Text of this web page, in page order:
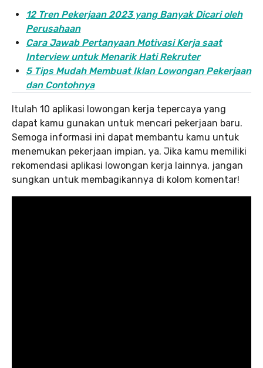
12 Tren Pekerjaan 2023 yang Banyak Dicari oleh
Perusahaan
Cara Jawab Pertanyaan Motivasi Kerja saat
Interview untuk Menarik Hati Rekruter
5 Tips Mudah Membuat Iklan Lowongan Pekerjaan
dan Contohnya
Itulah 10 aplikasi lowongan kerja tepercaya yang
dapat kamu gunakan untuk mencari pekerjaan baru.
Semoga informasi ini dapat membantu kamu untuk
menemukan pekerjaan impian, ya. Jika kamu memiliki
rekomendasi aplikasi lowongan kerja lainnya, jangan
sungkan untuk membagikannya di kolom komentar!